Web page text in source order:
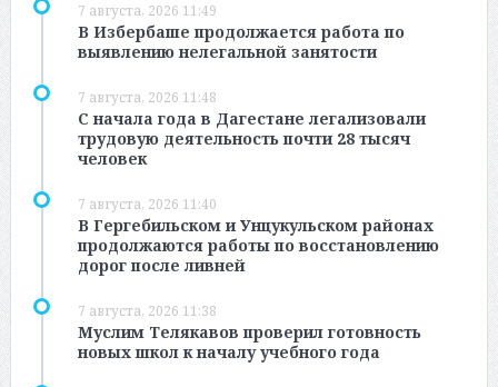
7 августа, 2026 11:49
В Избербаше продолжается работа по
выявлению нелегальной занятости
7 августа, 2026 11:48
С начала года в Дагестане легализовали
трудовую деятельность почти 28 тысяч
человек
7 августа, 2026 11:40
В Гергебильском и Унцукульском районах
продолжаются работы по восстановлению
дорог после ливней
7 августа, 2026 11:38
Муслим Телякавов проверил готовность
новых школ к началу учебного года